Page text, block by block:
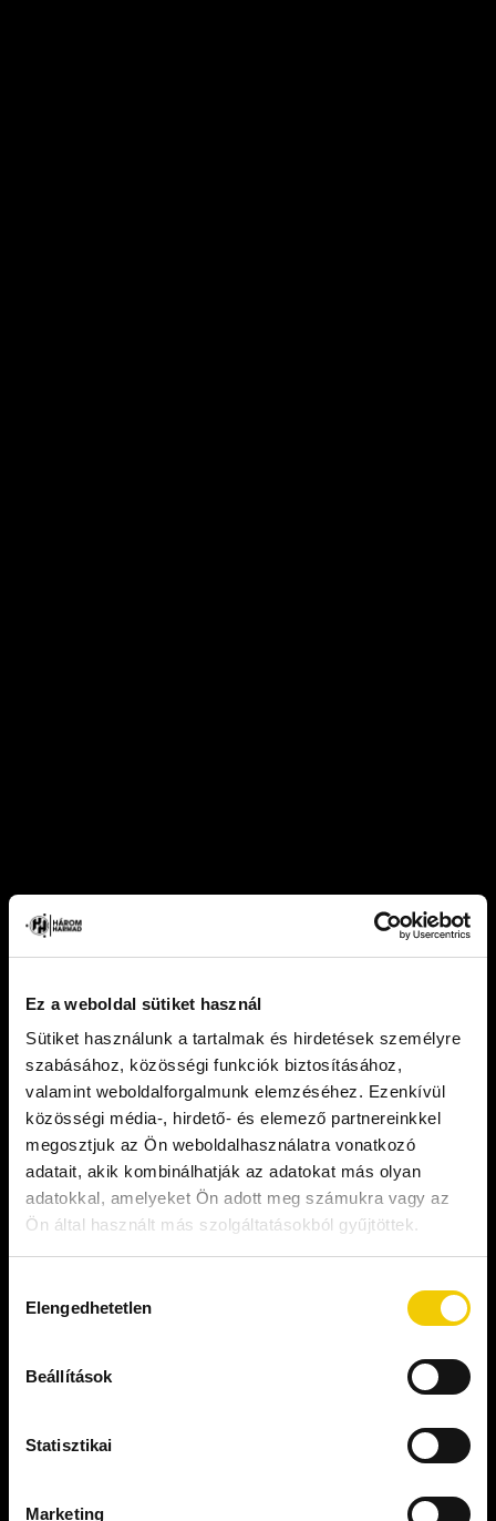
Ez a weboldal sütiket használ
Sütiket használunk a tartalmak és hirdetések személyre
szabásához, közösségi funkciók biztosításához,
valamint weboldalforgalmunk elemzéséhez. Ezenkívül
közösségi média-, hirdető- és elemező partnereinkkel
megosztjuk az Ön weboldalhasználatra vonatkozó
adatait, akik kombinálhatják az adatokat más olyan
adatokkal, amelyeket Ön adott meg számukra vagy az
Ön által használt más szolgáltatásokból gyűjtöttek.
kiválasztása
Elengedhetetlen
Beállítások
Statisztikai
Marketing
ÚJ ÉS SIKERESEBB
ÉLETED EZZEL A
LÉPÉSSEL INDUL